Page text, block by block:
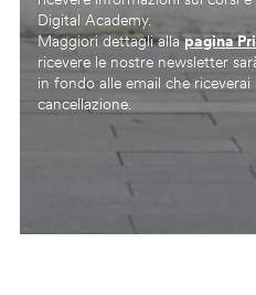
Digital Academy.
Maggiori dettagli allapagina
ricevere le nostre newsletter
in fondo alle email che riceverai
cancellazione.